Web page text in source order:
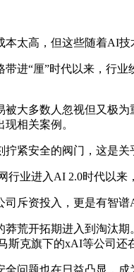
高，但这些随着AI技
“厘”时代以来，行业
多数人忽视但又极为
相关案例。
安全的阀门，这是关
业进入AI 2.0时代以来
资投入，更是有智谱
开拓期进入到淘汰期
斯克旗下的xAI等公司还